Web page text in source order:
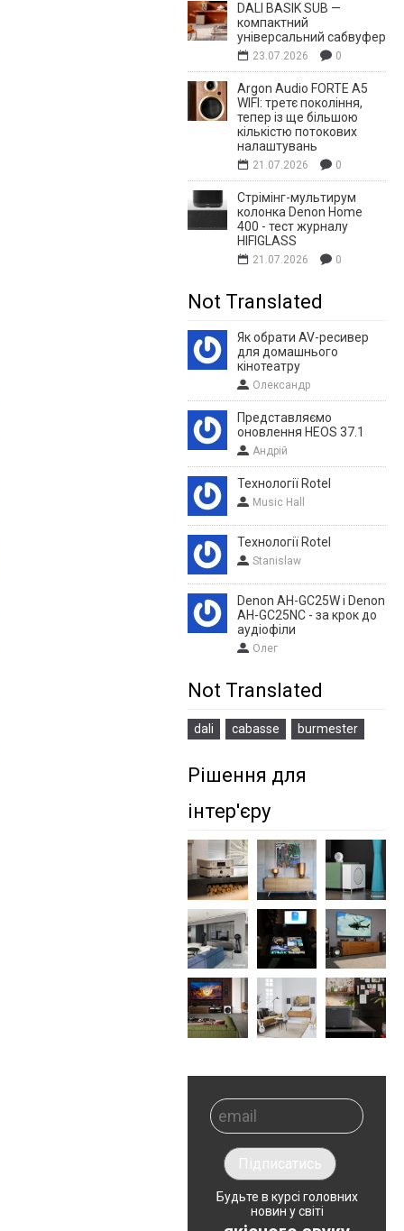
DALI BASIK SUB —
компактний
універсальний сабвуфер
23.07.2026 0
Argon Audio FORTE A5
WIFI: третє покоління,
тепер із ще більшою
кількістю потокових
налаштувань
21.07.2026 0
Стрімінг-мультирум
колонка Denon Home
400 - тест журналу
HIFIGLASS
21.07.2026 0
Not Translated
Як обрати AV-ресивер
для домашнього
кінотеатру
Олександр
Представляємо
оновлення HEOS 37.1
Андрій
Технології Rotel
Music Hall
Технології Rotel
Stanislaw
Denon AH-GC25W і Denon
AH-GC25NC - за крок до
аудіофіли
Олег
Not Translated
dali cabasse burmester
Рішення для
інтер'єру
Підписатись
Будьте в курсі головних
новин у світі